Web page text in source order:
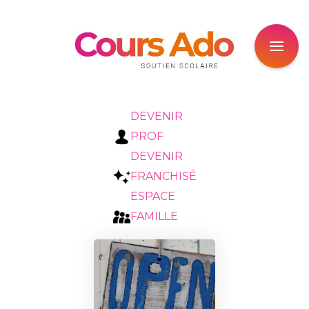
DEVENIR
PROF
DEVENIR
FRANCHISÉ
ESPACE
FAMILLE